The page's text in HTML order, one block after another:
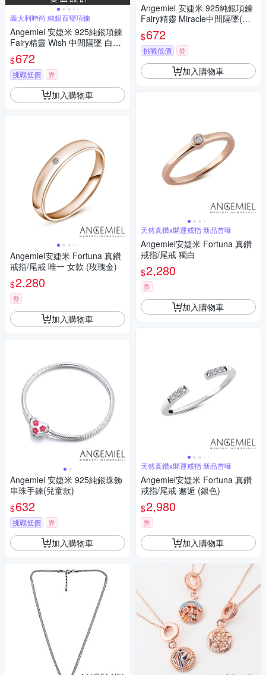
義大利時尚 純銀百變項鍊
Angemiel 安婕米 925純銀項鍊
Fairy精靈 Wish 中間隔墜 白鑽.
金
$672
挑戰低價 券
加入購物車
Angemiel安婕米 Fortuna 真鑽
戒指/尾戒 唯一 女款 (玫瑰金)
$2,280
券
加入購物車
Angemiel 安婕米 925純銀珠飾
串珠手鍊(兒童款)
$632
挑戰低價 券
加入購物車
Angemiel 安婕米 925純銀項鍊
Fairy精靈 Miracle中間隔墜(藍
鑽.金)
$672
挑戰低價 券
加入購物車
天然真鑽x開運戒指 新品首曝
Angemiel安婕米 Fortuna 真鑽
戒指/尾戒 獨白
$2,280
券
加入購物車
天然真鑽x開運戒指 新品首曝
Angemiel安婕米 Fortuna 真鑽
戒指/尾戒 邂逅 (銀色)
$2,980
券
加入購物車